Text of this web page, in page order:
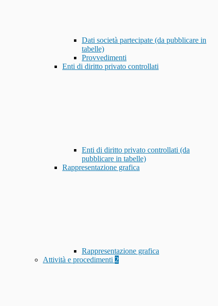
Dati società partecipate (da pubblicare in
tabelle)
Provvedimenti
Enti di diritto privato controllati
Enti di diritto privato controllati (da
pubblicare in tabelle)
Rappresentazione grafica
Rappresentazione grafica
Attività e procedimenti 2